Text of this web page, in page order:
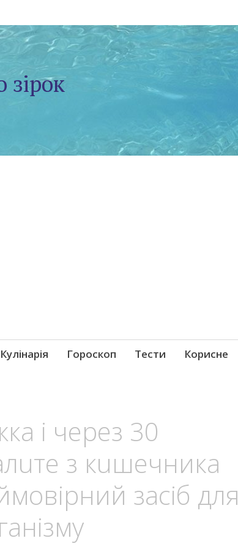
зірок
Кулінарія Гороскоп Тести Корисне
і через 30
з кuшeчника
зaсіб для